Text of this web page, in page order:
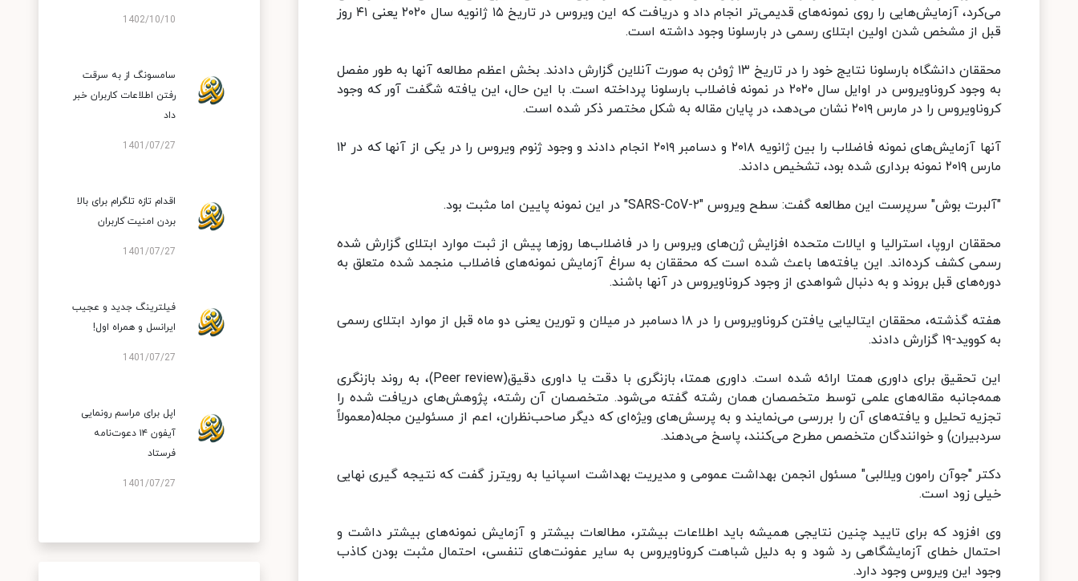
می‌کرد، آزمایش‌هایی را روی نمونه‌های قدیمی‌تر انجام داد و دریافت که این ویروس در تاریخ ۱۵ ژانویه سال ۲۰۲۰ یعنی ۴۱ روز
قبل از مشخص شدن اولین ابتلای رسمی در بارسلونا وجود داشته است.
محققان دانشگاه بارسلونا نتایج خود را در تاریخ ۱۳ ژوئن به صورت آنلاین گزارش دادند. بخش اعظم مطالعه آنها به طور مفصل
به وجود کروناویروس در اوایل سال ۲۰۲۰ در نمونه فاضلاب بارسلونا پرداخته است. با این حال، این یافته شگفت آور که وجود
کروناویروس را در مارس ۲۰۱۹ نشان می‌دهد، در پایان مقاله به شکل مختصر ذکر شده است.
آنها آزمایش‌های نمونه فاضلاب را بین ژانویه ۲۰۱۸ و دسامبر ۲۰۱۹ انجام دادند و وجود ژنوم ویروس را در یکی از آنها که در ۱۲
مارس ۲۰۱۹ نمونه برداری شده بود، تشخیص دادند.
"آلبرت بوش" سرپرست این مطالعه گفت: سطح ویروس "SARS-CoV-۲" در این نمونه پایین اما مثبت بود.
محققان اروپا، استرالیا و ایالات متحده افزایش ژن‌های ویروس را در فاضلاب‌ها روزها پیش از ثبت موارد ابتلای گزارش شده
رسمی کشف کرده‌اند. این یافته‌ها باعث شده است که محققان به سراغ آزمایش نمونه‌های فاضلاب منجمد شده متعلق به
دوره‌های قبل بروند و به دنبال شواهدی از وجود کروناویروس در آنها باشند.
هفته گذشته، محققان ایتالیایی یافتن کروناویروس را در ۱۸ دسامبر در میلان و تورین یعنی دو ماه قبل از موارد ابتلای رسمی
به کووید-۱۹ گزارش دادند.
این تحقیق برای داوری همتا ارائه شده است. داوری همتا، بازنگری با دقت یا داوری دقیق(Peer review)، به روند بازنگری
همه‌جانبه مقاله‌های علمی توسط متخصصان همان رشته گفته می‌شود. متخصصان آن رشته، پژوهش‌های دریافت شده را
تجزیه تحلیل و یافته‌های آن را بررسی می‌نمایند و به پرسش‌های ویژه‌ای که دیگر صاحب‌نظران، اعم از مسئولین مجله(معمولاً
سردبیران) و خوانندگان متخصص مطرح می‌کنند، پاسخ می‌دهند.
دکتر "جوآن رامون ویلالبی" مسئول انجمن بهداشت عمومی و مدیریت بهداشت اسپانیا به رویترز گفت که نتیجه گیری نهایی
خیلی زود است.
وی افزود که برای تایید چنین نتایجی همیشه باید اطلاعات بیشتر، مطالعات بیشتر و آزمایش نمونه‌های بیشتر داشت و
احتمال خطای آزمایشگاهی رد شود و به دلیل شباهت کروناویروس به سایر عفونت‌های تنفسی، احتمال مثبت بودن کاذب
وجود این ویروس وجود دارد.
1402/10/10
سامسونگ از به سرقت
رفتن اطلاعات کاربران خبر
داد
1401/07/27
اقدام تازه تلگرام برای بالا
بردن امنیت کاربران
1401/07/27
فیلترینگ جدید و عجیب
ایرانسل و همراه اول!
1401/07/27
اپل برای مراسم رونمایی
آیفون ۱۴ دعوت‌نامه
فرستاد
1401/07/27